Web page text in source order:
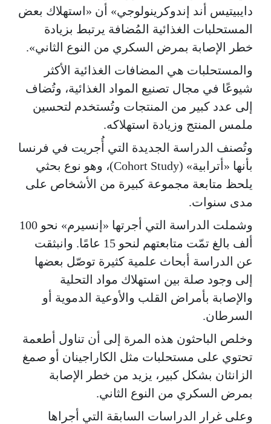
دايبيتيس أند إندوكرينولوجي» أن «استهلاك بعض
المستحلبات الغذائية المُضافة يرتبط بزيادة
خطر الإصابة بمرض السكري من النوع الثاني».
والمستحلبات هي المضافات الغذائية الأكثر
شيوعًا في مجال تصنيع المواد الغذائية، وتُضاف
إلى عدد كبير من المنتجات وتُستخدم لتحسين
ملمس المنتج وزيادة استهلاكه.
وتُصنف الدراسة الجديدة التي أُجريت في فرنسا
بأنها «أترابية» (Cohort Study)، وهو نوع بحثي
يلحظ متابعة مجموعة كبيرة من الأشخاص على
مدى سنوات.
وشملت الدراسة التي أجرتها «إنسيرم» نحو 100
ألف بالغ تمّت متابعتهم لنحو 15 عامًا. وانبثقت
عن الدراسة أبحاث علمية كثيرة توصّل بعضها
إلى وجود صلة بين استهلاك مواد التحلية
والإصابة بأمراض القلب والأوعية الدموية أو
السرطان.
وخلص الباحثون هذه المرة إلى أن تناول أطعمة
تحتوي على مستحلبات مثل الكاراجينان أو صمغ
الزانثان بشكل كبير، يزيد من خطر الإصابة
بمرض السكري من النوع الثاني.
وعلى غرار الدراسات السابقة التي أجراها